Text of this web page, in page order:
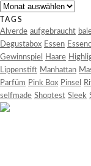
Archiv
TAGS
Alverde aufgebraucht
Degustabox Essen
Gewinnspiel
Haare
Lippenstift Manhattan
Parfüm Pink Box Pinsel
selfmade Shoptest Sleek